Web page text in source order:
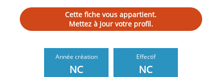
Cette fiche vous appartient.
Mettez à jour votre profil.
Année création
NC
Effectif
NC